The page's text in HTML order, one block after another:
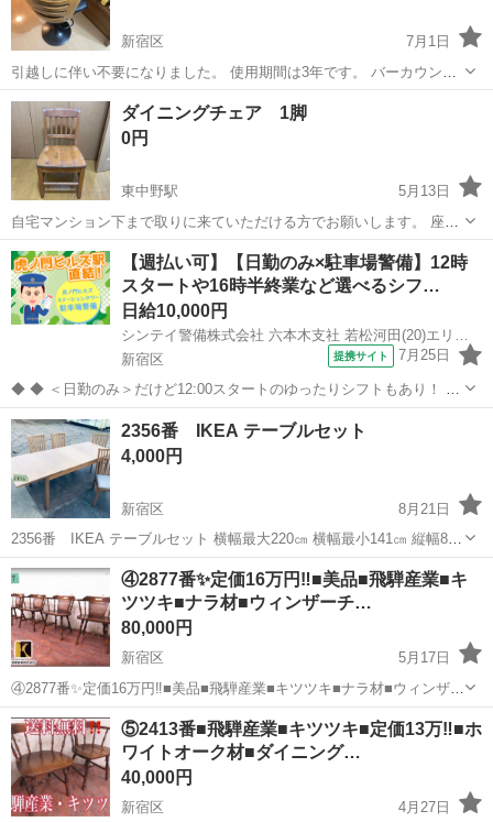
新宿区
7月1日
引越しに伴い不要になりました。 使用期間は3年です。 バーカウンタ
ーの椅子として購入しましたが、ほとんど使わずインテリアとして活
躍してくれました。 状態はかなり良いです。 おしゃれなデザインなの
で、置くだけで雰囲気がでま...
東京 新宿区 椅子 カウンター
ダイニングチェア 1脚
0円
東中野駅
5月13日
自宅マンション下まで取りに来ていただける方でお願いします。 座面
までの高さ 約42cm 背もたれまでの高さ 約81cm 奥行き 約46cm
座面 タテ×ヨコ 約41cm x 約42cm その他サイズの確認はお気軽に
問い合...
東京 新宿区 東中野駅 椅子 ダイニング
【週払い可】【日勤のみ×駐車場警備】12時
スタートや16時半終業など選べるシフ…
日給10,000円
新宿区
提携サイト 7月25日
◆ ◆ ＜日勤のみ＞だけど12:00スタートのゆったりシフトもあり！ 4
パターンのシフトがあるから ライフスタイルに合わせて働ける♪ 虎ノ
門ヒルズ駅直結だから 雨でも濡れずに通勤できますよ！ ＼未経験スタ
ートでも大歓迎...
東京 新宿区 警備員
2356番 IKEA テーブルセット
4,000円
新宿区
8月21日
2356番 IKEA テーブルセット 横幅最大220㎝ 横幅最小141㎝ 縦幅84
㎝ 高さ74㎝ 私の出品商品一覧はこちらからご確認頂けます✨✨
https://jmty.jp/profiles/5c20f1cdbabd...
東京 新宿区 商品
④2877番✨定価16万円‼️■美品■飛騨産業■キ
ツツキ■ナラ材■ウィンザーチ…
80,000円
新宿区
5月17日
④2877番✨定価16万円‼️■美品■飛騨産業■キツツキ■ナラ材■ウィンザー
チェア4脚セット■ 商品説明 大自然が生み出した迫力と、研ぎ澄まさ
れた匠の技と心が息づくキツツキマークの飛騨産業より、 高級感あふ
れるナラ材を使...
東京 新宿区 商品
⑤2413番■飛騨産業■キツツキ■定価13万‼️■ホ
ワイトオーク材■ダイニング…
40,000円
新宿区
4月27日